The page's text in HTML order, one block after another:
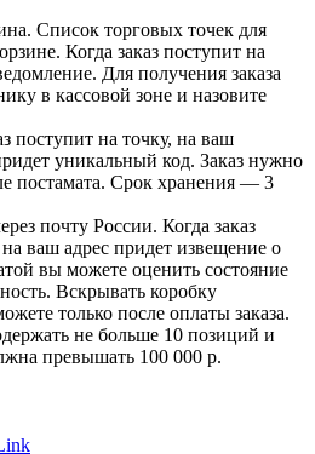
Список торговых точек для
Когда заказ поступит на
Для получения заказа
в кассовой зоне и назовите
поступит на точку, на ваш
уникальный код. Заказ нужно
постамата. Срок хранения — 3
почту России. Когда заказ
ваш адрес придет извещение о
вы можете оценить состояние
Вскрывать коробку
только после оплаты заказа.
не больше 10 позиций и
превышать 100 000 р.